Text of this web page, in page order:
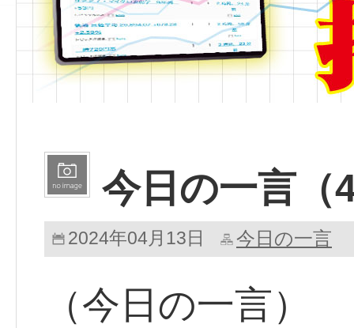
今日の一言（
2024年04月13日 今日の一言
（今日の一言）